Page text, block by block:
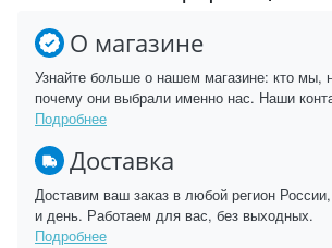
О магазине
Узнайте больше о нашем магазине: кто мы,
почему они выбрали именно нас. Наши
Подробнее
Доставка
Доставим ваш заказ в любой регион
и день. Работаем для вас, без выходных.
Подробнее